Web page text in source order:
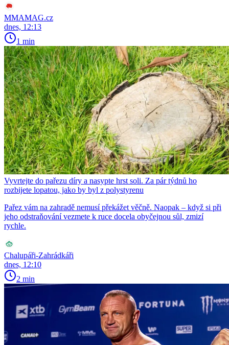
MMAMAG.cz
dnes, 12:13
1 min
Vyvrtejte do pařezu díry a nasypte hrst soli. Za pár týdnů ho
rozbijete lopatou, jako by byl z polystyrenu
Pařez vám na zahradě nemusí překážet věčně. Naopak – když si při
jeho odstraňování vezmete k ruce docela obyčejnou sůl, zmizí
rychle.
Chalupáři-Zahrádkáři
dnes, 12:10
2 min